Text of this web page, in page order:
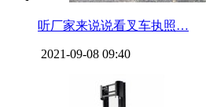
听厂家来说说看叉车执照…
2021-09-08 09:40